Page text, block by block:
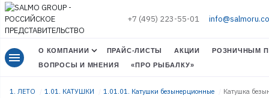
+7 (495) 223-55-01
menu О КОМПАНИИ ПРАЙС-ЛИСТЫ АКЦИИ
РОЗНИЧНЫМ
ВОПРОСЫ И МНЕНИЯ
«ПРО РЫБАЛКУ»
1. ЛЕТО 1.01. КАТУШКИ 1.01.01. Катушки безынерционные Катушка